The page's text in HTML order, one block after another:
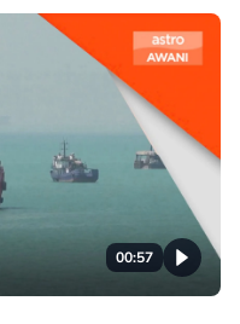
00:57